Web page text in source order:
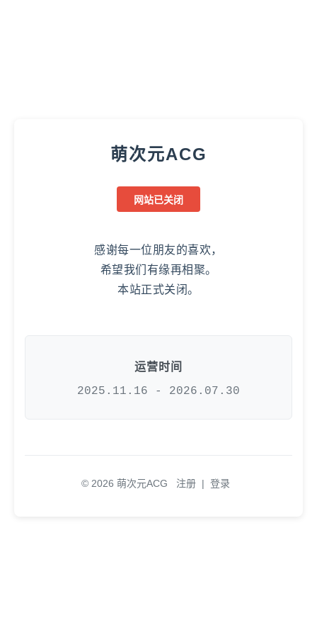
萌次元ACG
网站已关闭
感谢每一位朋友的喜欢，
希望我们有缘再相聚。
本站正式关闭。
运营时间
2025.11.16 - 2026.07.30
© 2026 萌次元ACG 注册 | 登录